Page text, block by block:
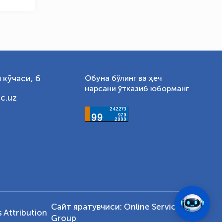
6
Обуна бўлинг ва ҳеч
нарсани ўтказиб юборманг
Attribution
Сайт яратувчиси: Online Service
Group